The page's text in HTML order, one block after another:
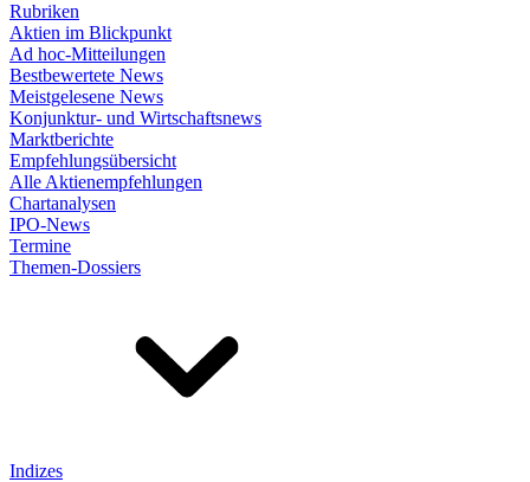
Rubriken
Aktien im Blickpunkt
Ad hoc-Mitteilungen
Bestbewertete News
Meistgelesene News
Konjunktur- und Wirtschaftsnews
Marktberichte
Empfehlungsübersicht
Alle Aktienempfehlungen
Chartanalysen
IPO-News
Termine
Themen-Dossiers
Indizes